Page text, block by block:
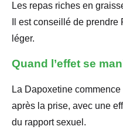
Les repas riches en
Il est conseillé de
léger.
Quand l’effet se
La Dapoxetine
après la prise, avec une
du rapport sexuel.